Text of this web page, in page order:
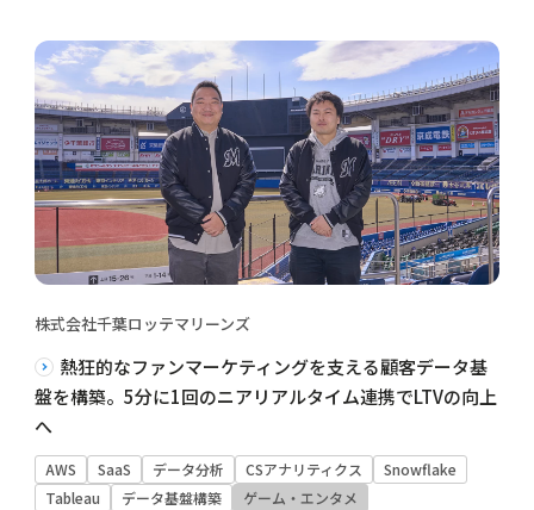
株式会社千葉ロッテマリーンズ
熱狂的なファンマーケティングを支える顧客データ基
盤を構築。5分に1回のニアリアルタイム連携でLTVの向上
へ
AWS SaaS データ分析 CSアナリティクス
Snowflake
Tableau
データ基盤構築 ゲーム・エンタメ